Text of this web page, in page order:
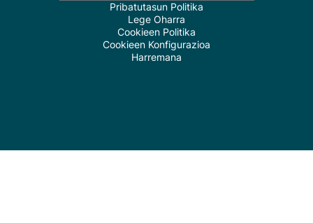
Pribatutasun Politika
Lege Oharra
Cookieen Politika
Cookieen Konfigurazioa
Harremana